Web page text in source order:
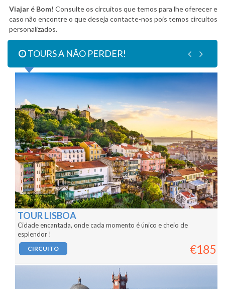
Viajar é Bom! Consulte os circuitos que temos para lhe oferecer e
caso não encontre o que deseja contacte-nos pois temos circuitos
personalizados.
TOURS A NÃO PERDER!
TOUR LISBOA
Cidade encantada, onde cada momento é único e cheio de
esplendor !
CIRCUITO €185